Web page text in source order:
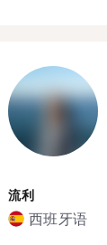
流利
西班牙语